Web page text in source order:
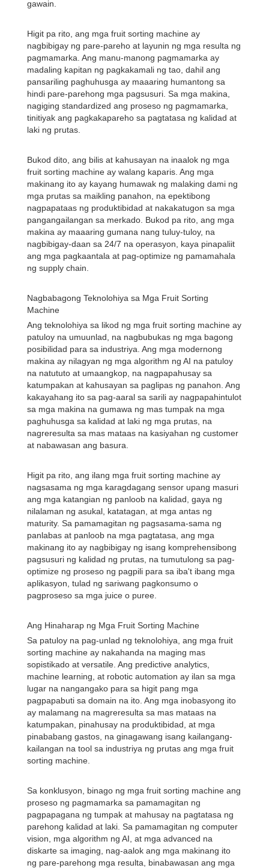
gawain.
Higit pa rito, ang mga fruit sorting machine ay
nagbibigay ng pare-pareho at layunin ng mga resulta ng
pagmamarka. Ang manu-manong pagmamarka ay
madaling kapitan ng pagkakamali ng tao, dahil ang
pansariling paghuhusga ay maaaring humantong sa
hindi pare-parehong mga pagsusuri. Sa mga makina,
nagiging standardized ang proseso ng pagmamarka,
tinitiyak ang pagkakapareho sa pagtatasa ng kalidad at
laki ng prutas.
Bukod dito, ang bilis at kahusayan na inaalok ng mga
fruit sorting machine ay walang kaparis. Ang mga
makinang ito ay kayang humawak ng malaking dami ng
mga prutas sa maikling panahon, na epektibong
nagpapataas ng produktibidad at nakakatugon sa mga
pangangailangan sa merkado. Bukod pa rito, ang mga
makina ay maaaring gumana nang tuluy-tuloy, na
nagbibigay-daan sa 24/7 na operasyon, kaya pinapaliit
ang mga pagkaantala at pag-optimize ng pamamahala
ng supply chain.
Nagbabagong Teknolohiya sa Mga Fruit Sorting
Machine
Ang teknolohiya sa likod ng mga fruit sorting machine ay
patuloy na umuunlad, na nagbubukas ng mga bagong
posibilidad para sa industriya. Ang mga modernong
makina ay nilagyan ng mga algorithm ng AI na patuloy
na natututo at umaangkop, na nagpapahusay sa
katumpakan at kahusayan sa paglipas ng panahon. Ang
kakayahang ito sa pag-aaral sa sarili ay nagpapahintulot
sa mga makina na gumawa ng mas tumpak na mga
paghuhusga sa kalidad at laki ng mga prutas, na
nagreresulta sa mas mataas na kasiyahan ng customer
at nabawasan ang basura.
Higit pa rito, ang ilang mga fruit sorting machine ay
nagsasama ng mga karagdagang sensor upang masuri
ang mga katangian ng panloob na kalidad, gaya ng
nilalaman ng asukal, katatagan, at mga antas ng
maturity. Sa pamamagitan ng pagsasama-sama ng
panlabas at panloob na mga pagtatasa, ang mga
makinang ito ay nagbibigay ng isang komprehensibong
pagsusuri ng kalidad ng prutas, na tumutulong sa pag-
optimize ng proseso ng pagpili para sa iba't ibang mga
aplikasyon, tulad ng sariwang pagkonsumo o
pagproseso sa mga juice o puree.
Ang Hinaharap ng Mga Fruit Sorting Machine
Sa patuloy na pag-unlad ng teknolohiya, ang mga fruit
sorting machine ay nakahanda na maging mas
sopistikado at versatile. Ang predictive analytics,
machine learning, at robotic automation ay ilan sa mga
lugar na nangangako para sa higit pang mga
pagpapabuti sa domain na ito. Ang mga inobasyong ito
ay malamang na magreresulta sa mas mataas na
katumpakan, pinahusay na produktibidad, at mga
pinababang gastos, na ginagawang isang kailangang-
kailangan na tool sa industriya ng prutas ang mga fruit
sorting machine.
Sa konklusyon, binago ng mga fruit sorting machine ang
proseso ng pagmamarka sa pamamagitan ng
pagpapagana ng tumpak at mahusay na pagtatasa ng
parehong kalidad at laki. Sa pamamagitan ng computer
vision, mga algorithm ng AI, at mga advanced na
diskarte sa imaging, nag-aalok ang mga makinang ito
ng pare-parehong mga resulta, binabawasan ang mga